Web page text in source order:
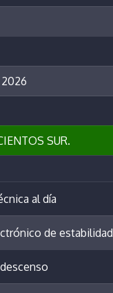
SUR.
al día
de estabilidad